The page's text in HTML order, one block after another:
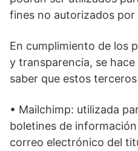
fines no autorizados
En cumplimiento de los
y transparencia, se hace
saber que estos
• Mailchimp: utilizada
boletines de
correo electrónico del